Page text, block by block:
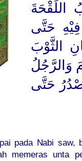
اللِّقْحَةَ
فِيْهِ حَتَّى
الثَّوْبَ
وَالرَّجُلُ
حَتَّى
pada Nabi saw,
memeras unta